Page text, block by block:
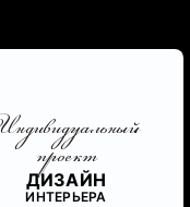
проект
ДИЗАЙН
ИНТЕРЬЕРА